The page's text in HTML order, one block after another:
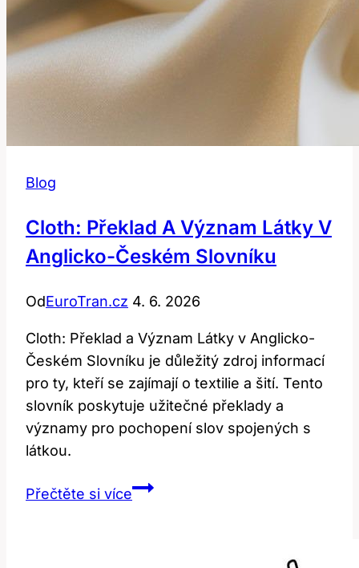
Blog
Cloth: Překlad A Význam Látky V
Anglicko-Českém Slovníku
OdEuroTran.cz 4. 6. 2026
Cloth: Překlad a Význam Látky v Anglicko-
Českém Slovníku je důležitý zdroj informací
pro ty, kteří se zajímají o textilie a šití. Tento
slovník poskytuje užitečné překlady a
významy pro pochopení slov spojených s
látkou.
Přečtěte si víceCloth: